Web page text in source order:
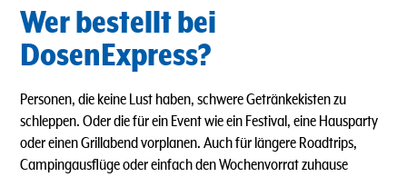
Wer bestellt bei
DosenExpress?
Personen, die keine Lust haben, schwere Getränkekisten zu
schleppen. Oder die für ein Event wie ein Festival, eine Hausparty
oder einen Grillabend vorplanen. Auch für längere Roadtrips,
Campingausflüge oder einfach den Wochenvorrat zuhause